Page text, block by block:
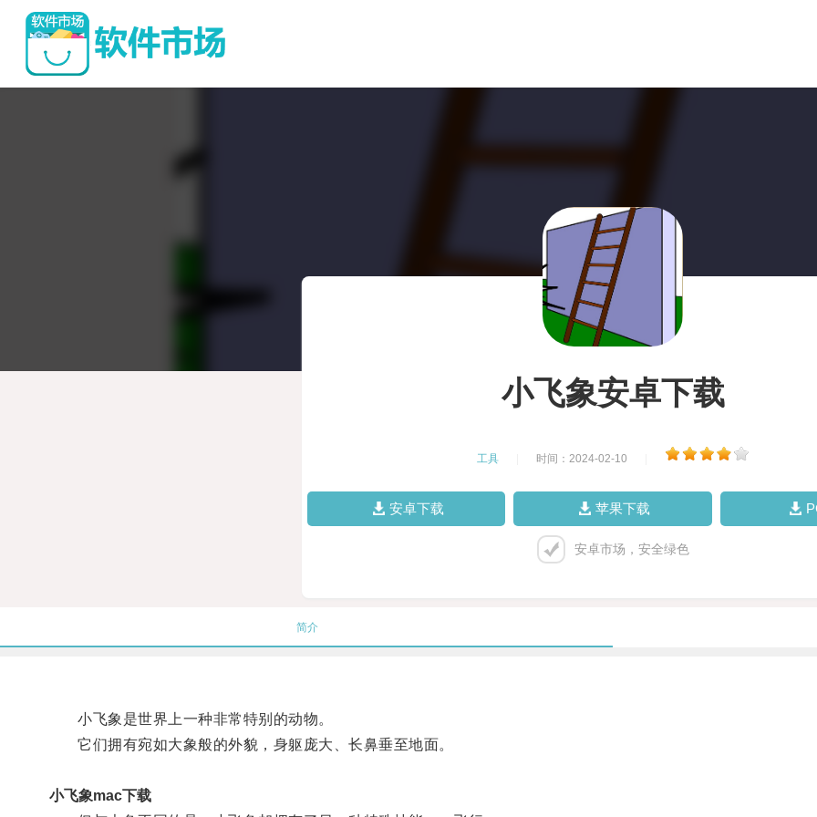
小飞象安卓下载
工具 时间：2024-02-10
安卓下载 苹果下载
安卓市场，安全绿色
简介
小飞象是世界上一种非常特别的动物。
它们拥有宛如大象般的外貌，身躯庞大、长鼻垂至地面。
小飞象mac下载